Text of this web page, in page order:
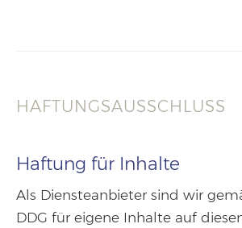
HAFTUNGSAUSSCHLUSS
Haftung für Inhalte
Als Diensteanbieter sind wir
DDG für eigene Inhalte auf